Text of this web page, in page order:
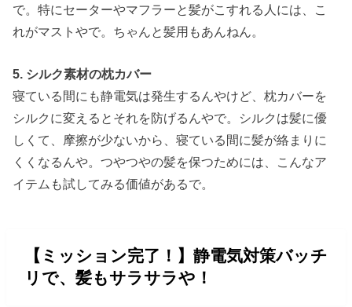
で。特にセーターやマフラーと髪がこすれる人には、こ
れがマストやで。ちゃんと髪用もあんねん。
5. シルク素材の枕カバー
寝ている間にも静電気は発生するんやけど、枕カバーを
シルクに変えるとそれを防げるんやで。シルクは髪に優
しくて、摩擦が少ないから、寝ている間に髪が絡まりに
くくなるんや。つやつやの髪を保つためには、こんなア
イテムも試してみる価値があるで。
【ミッション完了！】静電気対策バッチ
リで、髪もサラサラや！